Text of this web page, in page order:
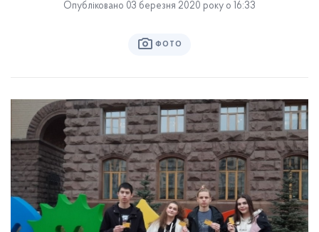
Опубліковано 03 березня 2020 року о 16:33
ФОТО